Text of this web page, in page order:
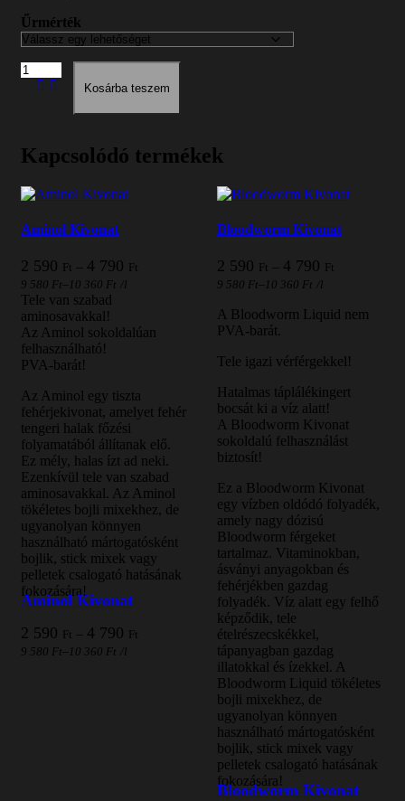
Űrmérték
Mennyiség
Kosárba teszem
Kapcsolódó termékek
Aminol Kivonat
2 590 Ft – 4 790 Ft
4
9 580 Ft 10 360 Ft /l
Tele van szabad
aminosavakkal!
Az Aminol sokoldalúan
felhasználható!
PVA-barát!
Az Aminol egy tiszta
fehérjekivonat, amelyet fehér
tengeri halak főzési
folyamatából állítanak elő.
Ez mély, halas ízt ad neki.
Ezenkívül tele van szabad
aminosavakkal. Az Aminol
tökéletes bojli mixekhez, de
ugyanolyan könnyen
használható mártogatósként
bojlik, stick mixek vagy
pelletek csalogató hatásának
fokozására!
Aminol Kivonat
2 590 Ft – 4 790 Ft
9 580 Ft 10 360 Ft /l
Bloodworm Kivonat
2 590 Ft – 4 790 Ft
-
9 580 Ft 10 360 Ft /l
A Bloodworm Liquid nem
PVA-barát.
Tele igazi vérférgekkel!
Hatalmas táplálékingert
bocsát ki a víz alatt!
A Bloodworm Kivonat
sokoldalú felhasználást
biztosít!
Ez a Bloodworm Kivonat
egy vízben oldódó folyadék,
amely nagy dózisú
Bloodworm férgeket
tartalmaz. Vitaminokban,
ásványi anyagokban és
fehérjékben gazdag
folyadék. Víz alatt egy felhő
képződik, tele
ételrészecskékkel,
tápanyagban gazdag
illatokkal és ízekkel. A
Bloodworm Liquid tökéletes
bojli mixekhez, de
ugyanolyan könnyen
használható mártogatósként
bojlik, stick mixek vagy
pelletek csalogató hatásának
fokozására!
Bloodworm Kivonat